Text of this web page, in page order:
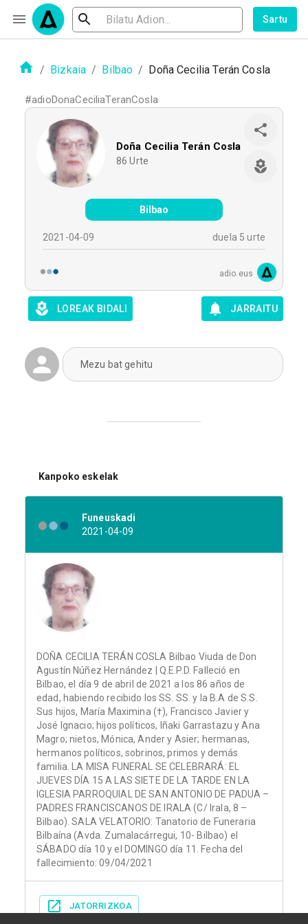
Sartu
/ Bizkaia / Bilbao / Doña Cecilia Terán Cosla
#adioDonaCeciliaTeranCosla
Doña Cecilia Terán Cosla
86 Urte
Bilbao
2021-04-09 duela 5 urte
adio.eus
LOREAK BIDALI JARRAITU
Mezu bat gehitu
Kanpoko eskelak
Funeuskadi
2021-04-09
DOÑA CECILIA TERÁN COSLA Bilbao Viuda de Don
Agustín Núñez Hernández | Q.E.P.D. Falleció en
Bilbao, el día 9 de abril de 2021 a los 86 años de
edad, habiendo recibido los SS. SS. y la B.A de S.S.
Sus hijos, María Maximina (†), Francisco Javier y
José Ignacio; hijos políticos, Iñaki Garrastazu y Ana
Magro; nietos, Mónica, Ander y Asier; hermanas,
hermanos políticos, sobrinos, primos y demás
familia. LA MISA FUNERAL SE CELEBRARÁ: EL
JUEVES DÍA 15 A LAS SIETE DE LA TARDE EN LA
IGLESIA PARROQUIAL DE SAN ANTONIO DE PADUA –
PADRES FRANCISCANOS DE IRALA (C/ Irala, 8 –
Bilbao). SALA VELATORIO: Tanatorio de Funeraria
Bilbaína (Avda. Zumalacárregui, 10- Bilbao) el
SÁBADO día 10 y el DOMINGO día 11. Fecha del
fallecimiento: 09/04/2021
JATORRIZKOA